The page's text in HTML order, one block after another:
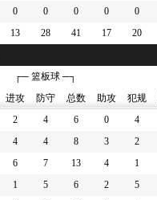
0 0 0 0 0
13 28 41 17 20
┌─ 篮板球 ─┐
进攻 防守 总数 助攻 犯规
2 4 6 0 4
4 4 8 3 2
6 7 13 4 1
1 5 6 2 5